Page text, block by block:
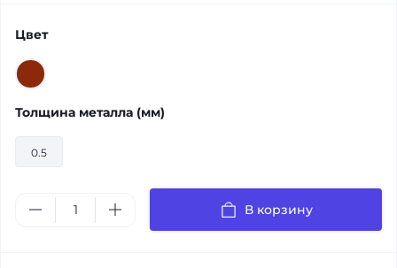
Цвет
Толщина металла (мм)
0.5
В корзину